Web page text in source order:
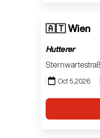
🇦🇹 Wien
Hutterer
Oct 5,2026